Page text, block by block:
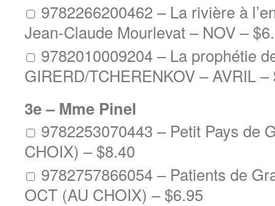
9782266200462 – La rivière à
Jean-Claude Mourlevat – NOV –
9782010009204 – La prophétie
GIRERD/TCHERENKOV – AVRIL –
3e – Mme Pinel
9782253070443 – Petit Pays de
CHOIX) – $8.40
9782757866054 – Patients de
OCT (AU CHOIX) – $6.95